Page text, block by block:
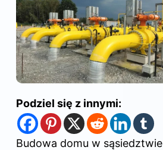
Podziel się z innymi:
Budowa domu w sąsiedztwie